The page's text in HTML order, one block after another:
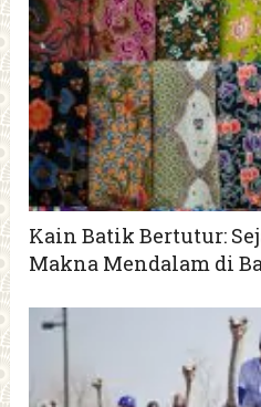
Kain Batik Bertutur:
Makna Mendalam di